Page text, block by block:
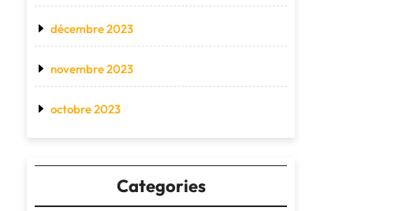
décembre 2023
novembre 2023
octobre 2023
Categories